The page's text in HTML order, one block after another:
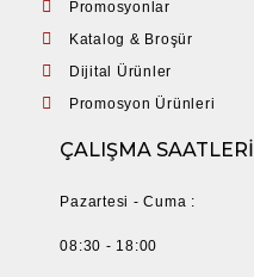
Promosyonlar
Katalog & Broşür
Dijital Ürünler
Promosyon Ürünleri
ÇALIŞMA SAATLERİ
Pazartesi - Cuma :
08:30 - 18:00